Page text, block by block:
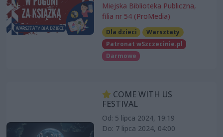
Miejska Biblioteka Publiczna,
filia nr 54 (ProMedia)
Dla dzieci
Warsztaty
Patronat wSzczecinie.pl
Darmowe
COME WITH US
FESTIVAL
Od: 5 lipca 2024, 19:19
Do: 7 lipca 2024, 04:00